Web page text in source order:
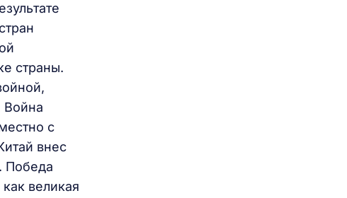
страны.
Война
с
внес
Победа
великая